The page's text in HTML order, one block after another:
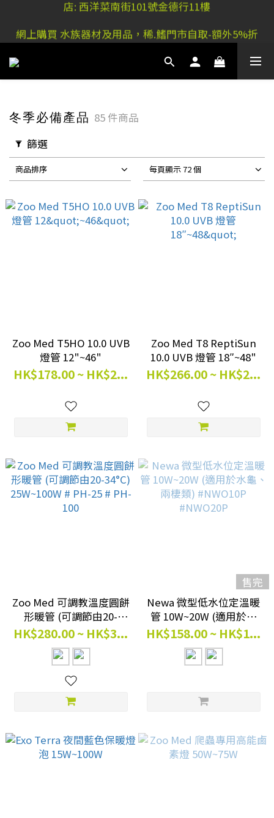
稀.鰭元朗店: 又新街51P號富祐閣16號地下｜ 稀.鰭旺角
店: 西洋菜南街101號金德行11樓
網上購買 水族器材及用品，稀.鰭門市自取-額外5%折
扣
稀.鰭元朗店: 又新街51P號富祐閣16號地下｜ 稀.鰭旺角
店: 西洋菜南街101號金德行11樓
冬季必備產品 85 件商品
篩選
商品排序 每頁顯示 72 個
Zoo Med T5HO 10.0 UVB
燈管 12"~46"
HK$178.00 ~ HK$2...
Zoo Med T8 ReptiSun
10.0 UVB 燈管 18″~48"
HK$266.00 ~ HK$2...
Zoo Med 可調教溫度圓餅
形暖管 (可調節由20-
34°C) 25W~100W # PH-
25 # PH-100
HK$280.00 ~ HK$3...
售完
Newa 微型低水位定溫暖
管 10W~20W (適用於水
龜、兩棲類) #NWO10P
#NWO20P
HK$158.00 ~ HK$1...